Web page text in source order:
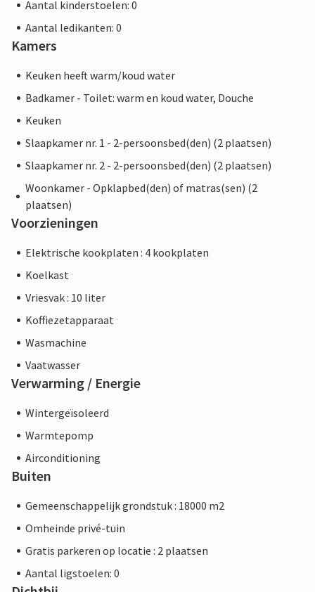
Aantal kinderstoelen: 0
Aantal ledikanten: 0
Kamers
Keuken heeft warm/koud water
Badkamer - Toilet: warm en koud water, Douche
Keuken
Slaapkamer nr. 1 - 2-persoonsbed(den) (2 plaatsen)
Slaapkamer nr. 2 - 2-persoonsbed(den) (2 plaatsen)
Woonkamer - Opklapbed(den) of matras(sen) (2
plaatsen)
Voorzieningen
Elektrische kookplaten : 4 kookplaten
Koelkast
Vriesvak : 10 liter
Koffiezetapparaat
Wasmachine
Vaatwasser
Verwarming / Energie
Wintergeïsoleerd
Warmtepomp
Airconditioning
Buiten
Gemeenschappelijk grondstuk : 18000 m2
Omheinde privé-tuin
Gratis parkeren op locatie : 2 plaatsen
Aantal ligstoelen: 0